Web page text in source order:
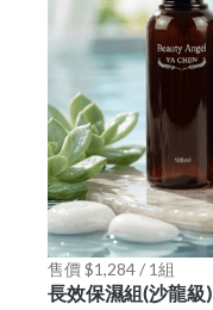
售價 $1,284 / 1組
長效保濕組(沙龍級)